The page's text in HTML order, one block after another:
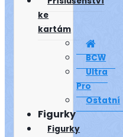
ke
kartám
BCW
Ultra
Pro
Ostatní
Figurky
Figurky